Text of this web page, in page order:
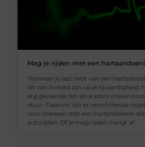
Mag je rijden met een
Wanneer je last hebt van een
dit van invloed zijn op je rijvaardigheid.
erg gevaarlijk zijn als je plots onwel
stuur. Daarom zijn er verschillende
voor mensen met een hartprobleem
autorijden. Of je mag rijden, hangt af